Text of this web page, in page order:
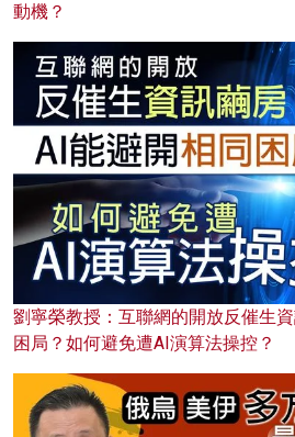
動機？
劉寧榮教授：互聯網的開放反催生
困局？如何避免遭AI演算法操控？